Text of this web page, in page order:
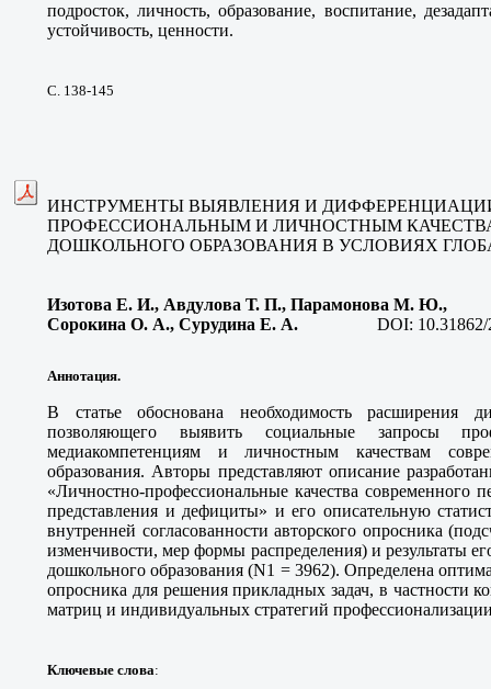
подросток, личность, образо­вание, воспитание,
устойчивость, ценности.
С. 138-145
ИНСТРУМЕНТЫ ВЫЯВЛЕНИЯ И
ПРОФЕССИОНАЛЬНЫМ И ЛИЧНОСТНЫМ
ДОШКОЛЬНОГО ОБРАЗОВАНИЯ В УСЛОВИЯХ
Изотова Е. И., Авдулова Т. П., Парамонова М. Ю.,
Сорокина О. А., Сурудина Е. А. DOI:
Аннотация.
В статье обоснована необходимость расширения
позволяющего выявить социальные запросы
медиакомпетенциям и личностным качествам
образования. Авторы представляют описание
«Личностно-профессиональные качества современного
представления и дефициты» и его описательную
внутренней согласованности авторского опросника
изменчивости, мер формы распределения) и результаты
дошкольного образования (N1 = 3962). Определена
опросника для решения прикладных задач, в частности
матриц и индивидуальных стратегий
Ключевые слова: